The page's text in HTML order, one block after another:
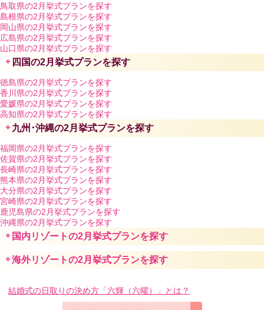
鳥取県の2月挙式プランを探す
島根県の2月挙式プランを探す
岡山県の2月挙式プランを探す
広島県の2月挙式プランを探す
山口県の2月挙式プランを探す
四国の2月挙式プランを探す
徳島県の2月挙式プランを探す
香川県の2月挙式プランを探す
愛媛県の2月挙式プランを探す
高知県の2月挙式プランを探す
九州･沖縄の2月挙式プランを探す
福岡県の2月挙式プランを探す
佐賀県の2月挙式プランを探す
長崎県の2月挙式プランを探す
熊本県の2月挙式プランを探す
大分県の2月挙式プランを探す
宮崎県の2月挙式プランを探す
鹿児島県の2月挙式プランを探す
沖縄県の2月挙式プランを探す
国内リゾートの2月挙式プランを探す
海外リゾートの2月挙式プランを探す
結婚式の日取りの決め方「六輝（六曜）」とは？